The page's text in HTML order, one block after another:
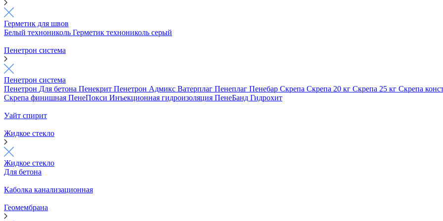
Герметик для швов
Белый технониколь Герметик технониколь серый
Пенетрон система
Пенетрон система
Пенетрон Для бетона Пенекрит Пенетрон Адмикс Ватерплаг Пенеплаг Пенебар Скрепа Скрепа 20 кг Скрепа 25 кг Скрепа
Скрепа финишная ПенеПокси Инъекционная гидроизоляция ПенеБанд Гидрохит
Уайт спирит
Жидкое стекло
Жидкое стекло
Для бетона
Каболка канализационная
Геомембрана